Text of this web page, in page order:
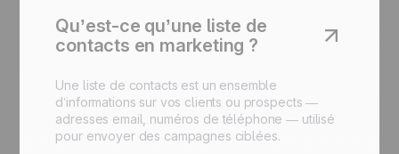
Qu’est-ce qu’une liste de
contacts en marketing ?
Une liste de contacts est un ensemble
d’informations sur vos clients ou prospects —
adresses email, numéros de téléphone — utilisé
pour envoyer des campagnes ciblées.